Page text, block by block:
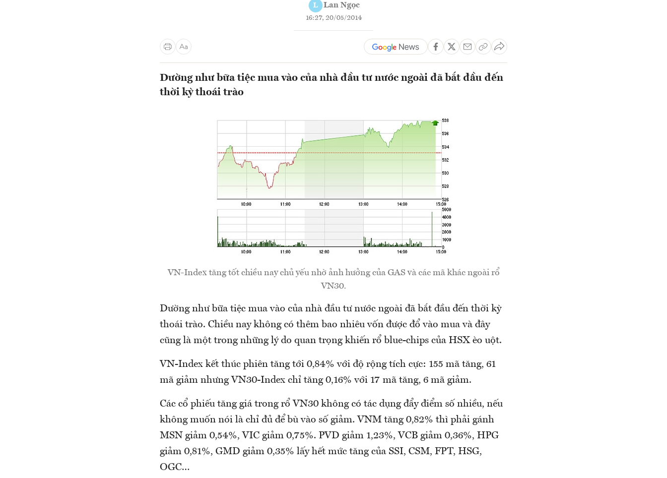
L Lan Ngọc
16:27, 20/05/2014
Dường như bữa tiệc mua vào của nhà đầu tư nước ngoài đã bắt đầu đến
thời kỳ thoái trào
VN-Index tăng tốt chiều nay chủ yếu nhờ ảnh hưởng của GAS và các mã khác ngoài rổ
VN30.
Dường như bữa tiệc mua vào của nhà đầu tư nước ngoài đã bắt đầu đến thời kỳ
thoái trào. Chiều nay không có thêm bao nhiêu vốn được đổ vào mua và đây
cũng là một trong những lý do quan trọng khiến rổ blue-chips của HSX èo uột.
VN-Index kết thúc phiên tăng tới 0,84% với độ rộng tích cực: 155 mã tăng, 61
mã giảm nhưng VN30-Index chỉ tăng 0,16% với 17 mã tăng, 6 mã giảm.
Các cổ phiếu tăng giá trong rổ VN30 không có tác dụng đẩy điểm số nhiều, nếu
không muốn nói là chỉ đủ để bù vào số giảm. VNM tăng 0,82% thì phải gánh
MSN giảm 0,54%, VIC giảm 0,75%. PVD giảm 1,23%, VCB giảm 0,36%, HPG
giảm 0,81%, GMD giảm 0,35% lấy hết mức tăng của SSI, CSM, FPT, HSG,
OGC…